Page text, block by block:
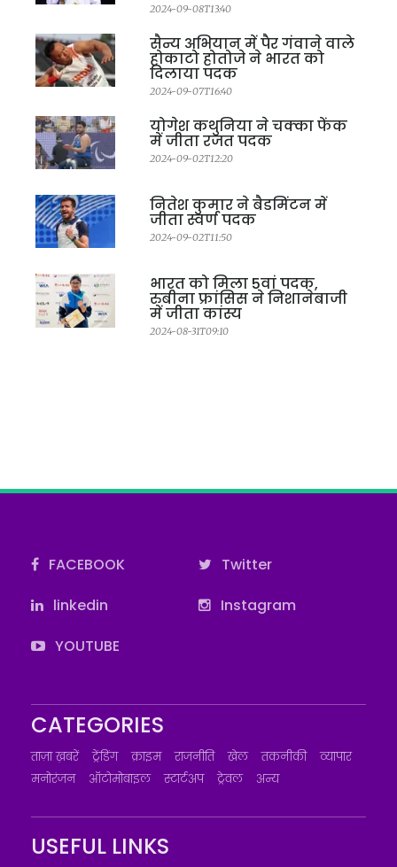
2024-09-08T13:40
सैन्य अभियान में पैर गंवाने वाले
होकाटो होतोजे ने भारत को
दिलाया पदक
2024-09-07T16:40
योगेश कथुनिया ने चक्का फेंक
में जीता रजत पदक
2024-09-02T12:20
नितेश कुमार ने बैडमिंटन में
जीता स्वर्ण पदक
2024-09-02T11:50
भारत को मिला 5वां पदक,
रुबीना फ्रांसिस ने निशानेबाजी
में जीता कांस्य
2024-08-31T09:10
FACEBOOK
Twitter
linkedin
Instagram
YOUTUBE
CATEGORIES
ताज़ा ख़बरें ट्रेंडिंग क्राइम राजनीति खेल तकनीकी
व्यापार
मनोरंजन
ऑटोमोबाइल स्टार्टअप ट्रेवल अन्य
USEFUL LINKS